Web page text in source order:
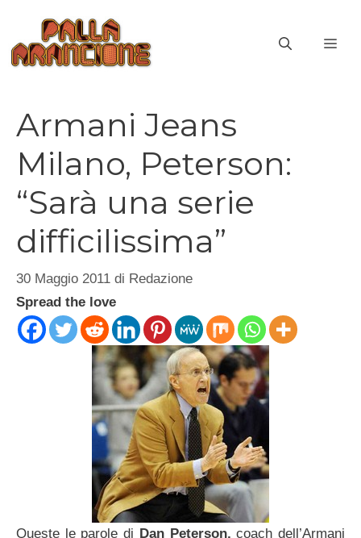
contenuto
Armani Jeans
Milano, Peterson:
“Sarà una serie
difficilissima”
30 Maggio 2011 di Redazione
Spread the love
Queste le parole di Dan Peterson, coach dell’Armani